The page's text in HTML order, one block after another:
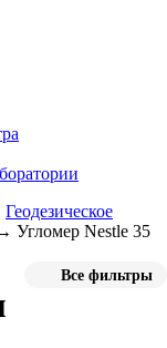
Геодезическое
Угломер Nestle 35
Все фильтры